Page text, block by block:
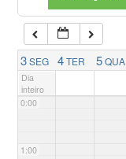
3SEG 4TER 5QUA
Dia
inteiro
0:00
1:00